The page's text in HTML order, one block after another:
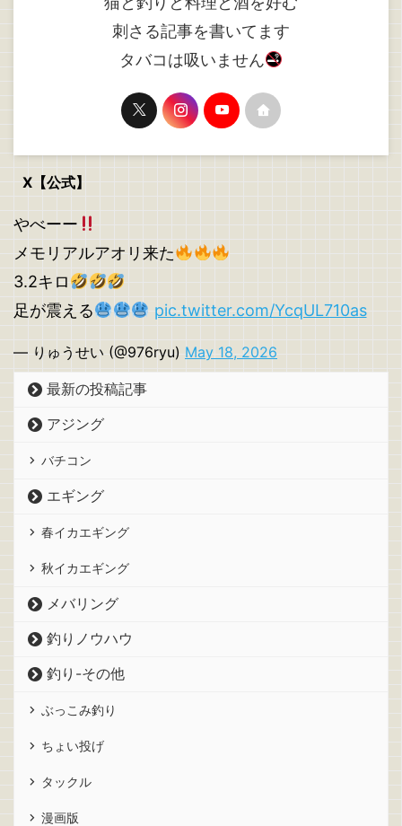
刺さる記事を書いてます
タバコは吸いません
X【公式】
やべーー
メモリアルアオリ来た
3.2キロ
足が震える
pic.twitter.com/YcqUL710as
— りゅうせい (@976ryu) May 18, 2026
最新の投稿記事
アジング
バチコン
エギング
春イカエギング
秋イカエギング
メバリング
釣りノウハウ
釣り-その他
ぶっこみ釣り
ちょい投げ
タックル
漫画版